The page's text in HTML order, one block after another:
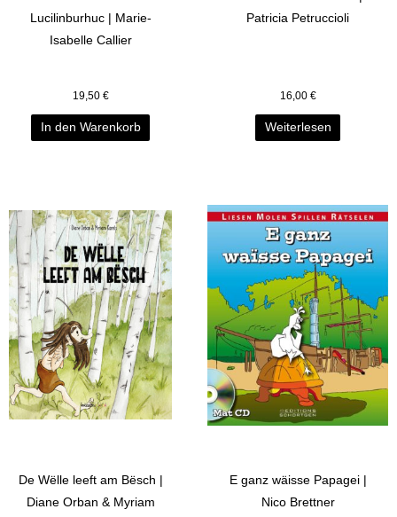
Lucilinburhuc | Marie-
Isabelle Callier
19,50 €
In den Warenkorb
Patricia Petruccioli
16,00 €
Weiterlesen
De Wëlle leeft am Bësch |
Diane Orban & Myriam
E ganz wäisse Papagei |
Nico Brettner